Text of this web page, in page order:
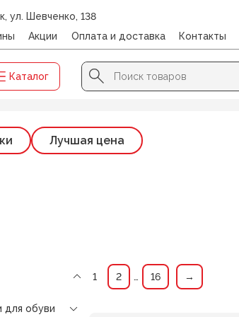
ул. Шевченко, 138
Акции Оплата и доставка Контакты
Каталог
Search
for:
Search Button
ПОРТФЕЛИ, СУМКИ ДЛЯ ОБУВИ
Лучшая цена
для обуви
1 2 … 16 →